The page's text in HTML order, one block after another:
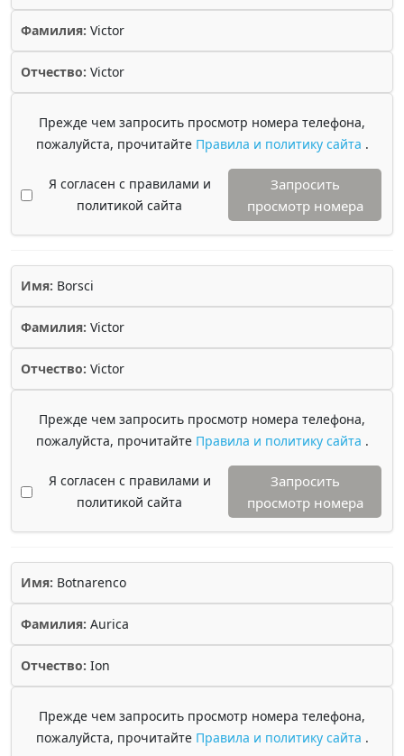
Фамилия: Victor
Отчество: Victor
Прежде чем запросить просмотр номера телефона,
пожалуйста, прочитайте Правила и политику сайта .
Я согласен с правилами и
политикой сайта
Запросить
просмотр номера
Имя: Borsci
Фамилия: Victor
Отчество: Victor
Прежде чем запросить просмотр номера телефона,
пожалуйста, прочитайте Правила и политику сайта .
Я согласен с правилами и
политикой сайта
Запросить
просмотр номера
Имя: Botnarenco
Фамилия: Aurica
Отчество: Ion
Прежде чем запросить просмотр номера телефона,
пожалуйста, прочитайте Правила и политику сайта .